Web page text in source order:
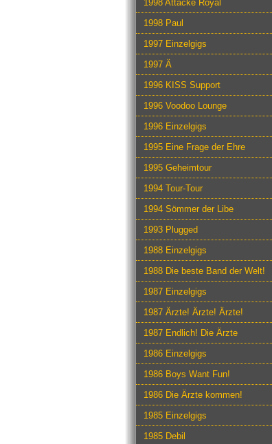
1998 Attacke Royal
1998 Paul
1997 Einzelgigs
1997 Ä
1996 KISS Support
1996 Voodoo Lounge
1996 Einzelgigs
1995 Eine Frage der Ehre
1995 Geheimtour
1994 Tour-Tour
1994 Sömmer der Libe
1993 Plugged
1988 Einzelgigs
1988 Die beste Band der Welt!
1987 Einzelgigs
1987 Ärzte! Ärzte! Ärzte!
1987 Endlich! Die Ärzte
1986 Einzelgigs
1986 Boys Want Fun!
1986 Die Ärzte kommen!
1985 Einzelgigs
1985 Debil